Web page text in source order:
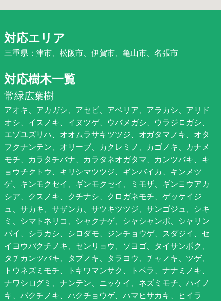
対応エリア
三重県：津市、松阪市、伊賀市、亀山市、名張市
対応樹木一覧
常緑広葉樹
アオキ、アカガシ、アセビ、アベリア、アラカシ、アリド
オシ、イスノキ、イヌツゲ、ウバメガシ、ウラジロガシ、
エゾユズリハ、オオムラサキツツジ、オガタマノキ、オタ
フクナンテン、オリーブ、カクレミノ、カゴノキ、カナメ
モチ、カラタチバナ、カラタネオガタマ、カンツバキ、キ
ョウチクトウ、キリシマツツジ、ギンバイカ、キンメツ
ゲ、キンモクセイ、ギンモクセイ、ミモザ、ギンヨウアカ
シア、クスノキ、クチナシ、クロガネモチ、ゲッケイジ
ュ、サカキ、サザンカ、サツキツツジ、サンゴジュ、シキ
ミ、シマトネリコ、シャクナゲ、シャシャンポ、シャリン
バイ、シラカシ、シロダモ、ジンチョウゲ、スダジイ、セ
イヨウバクチノキ、センリョウ、ソヨゴ、タイサンボク、
タチカンツバキ、タブノキ、タラヨウ、チャノキ、ツゲ、
トウネズミモチ、トキワマンサク、トベラ、ナナミノキ、
ナワシログミ、ナンテン、ニッケイ、ネズミモチ、ハイノ
キ、バクチノキ、ハクチョウゲ、ハマヒサカキ、ヒイラ